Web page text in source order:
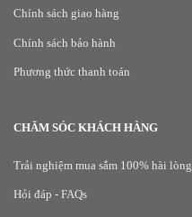
Chính sách giao hàng
Chính sách bảo hành
Phương thức thanh toán
CHĂM SÓC KHÁCH HÀNG
Trải nghiệm mua sắm 100% hài lòng
Hỏi đáp - FAQs